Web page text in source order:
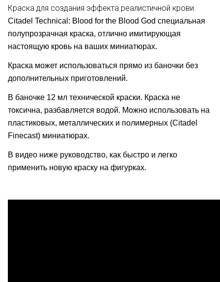
Краска для создания эффекта реалистичной крови.
Citadel Technical: Blood for the Blood God специальная
полупрозрачная краска, отлично имитирующая
настоящую кровь на ваших миниатюрах.
Краска может использоваться прямо из баночки без
дополнительных приготовлений.
В баночке 12 мл технической краски. Краска не
токсична, разбавляется водой. Можно использовать на
пластиковых, металлических и полимерных (Citadel
Fineсast) миниатюрах.
В видео ниже руководство, как быстро и легко
применить новую краску на фигурках.